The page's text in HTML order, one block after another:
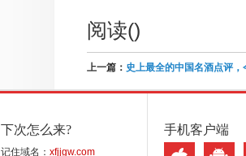
阅读()
上一篇： 史上最全的中国名酒点评
下次怎么来?
记住域名： xfjjgw.com
手机客户端